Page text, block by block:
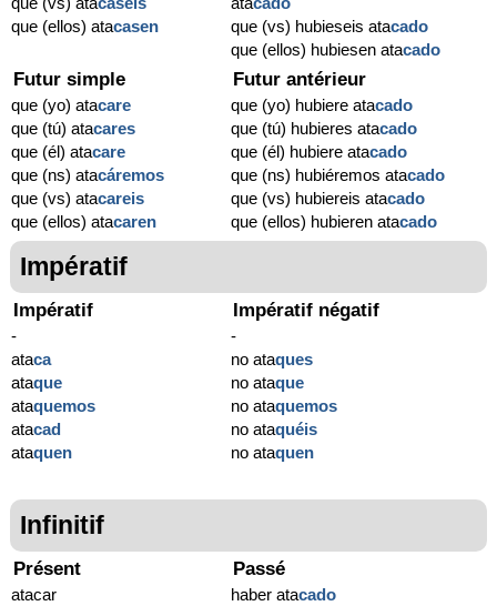
que (ellos) atacasen
que (vs) hubieseis atacado
que (ellos) hubiesen atacado
Futur simple
que (yo) atacare
que (tú) atacares
que (él) atacare
que (ns) atacáremos
que (vs) atacareis
que (ellos) atacaren
Futur antérieur
que (yo) hubiere atacado
que (tú) hubieres atacado
que (él) hubiere atacado
que (ns) hubiéremos atacado
que (vs) hubiereis atacado
que (ellos) hubieren atacado
Impératif
Impératif
-
ataca
ataque
ataquemos
atacad
ataquen
Impératif négatif
-
no ataques
no ataque
no ataquemos
no ataquéis
no ataquen
Infinitif
Présent
atacar
Passé
haber atacado